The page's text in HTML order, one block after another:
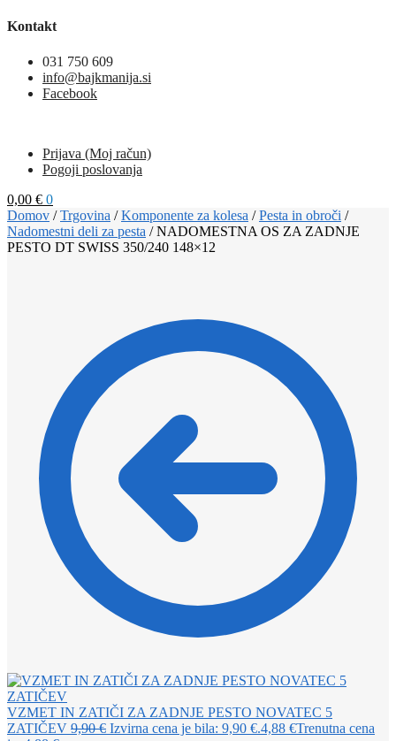
Kontakt
031 750 609
info@bajkmanija.si
Facebook
Prijava (Moj račun)
Pogoji poslovanja
0,00 € 0
Domov /Trgovina /Komponente za kolesa /Pesta in obroči /
Nadomestni deli za pesta /NADOMESTNA OS ZA ZADNJE
PESTO DT SWISS 350/240 148×12
VZMET IN ZATIČI ZA ZADNJE PESTO NOVATEC 5
ZATIČEV 9,90€ Izvirna cena je bila: 9,90 €.4,88 €Trenutna cena